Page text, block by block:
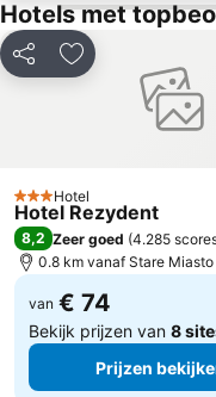
Hotels met
Delen Toevoegen aan
3 Sterren
Hotel
Hotel Rezydent
8,2 Zeer goed (4.285
0.8 km vanaf Stare Miasto
van € 74
Bekijk prijzen van 8
Prijzen